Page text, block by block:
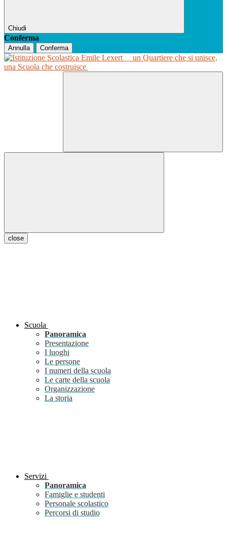
Chiudi
Conferma
Annulla Conferma
un Quartiere che si unisce,
una Scuola che costruisce
close
Scuola
Panoramica
Presentazione
I luoghi
Le persone
I numeri della scuola
Le carte della scuola
Organizzazione
La storia
Servizi
Panoramica
Famiglie e studenti
Personale scolastico
Percorsi di studio